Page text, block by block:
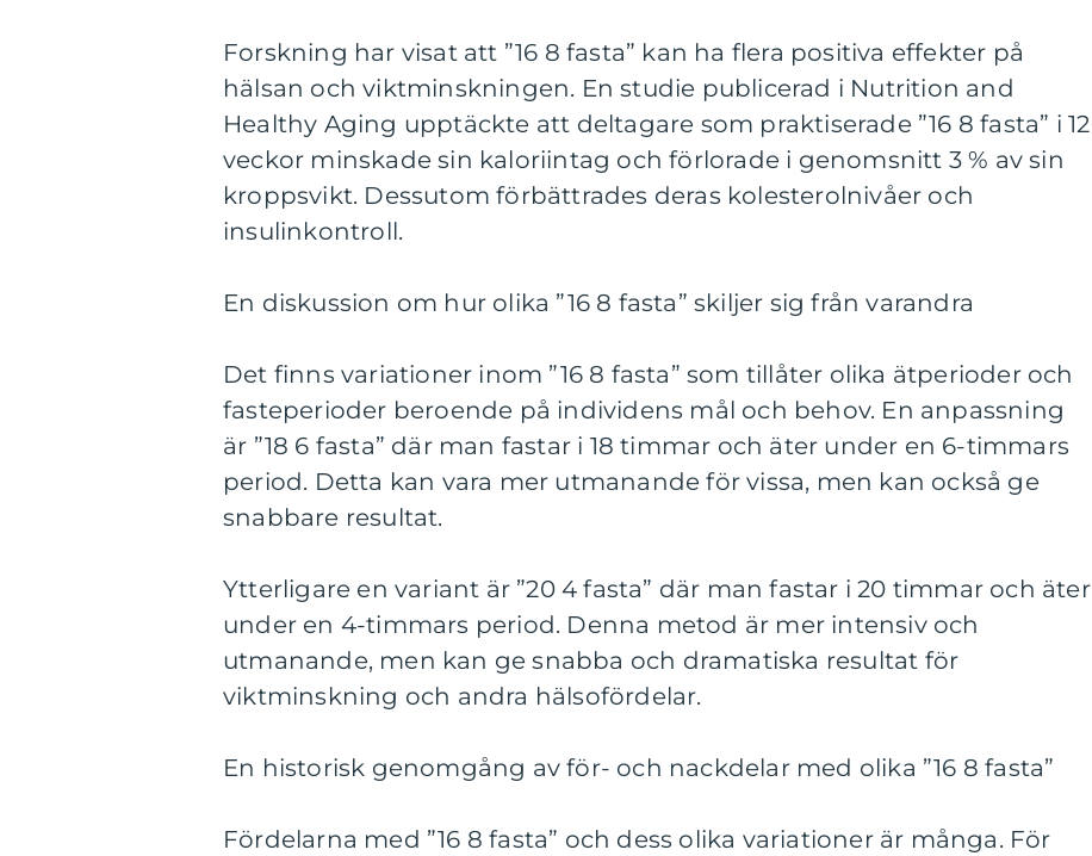
Forskning har visat att ”16 8 fasta” kan ha flera positiva effekter på
hälsan och viktminskningen. En studie publicerad i Nutrition and
Healthy Aging upptäckte att deltagare som praktiserade ”16 8 fasta” i 12
veckor minskade sin kaloriintag och förlorade i genomsnitt 3 % av sin
kroppsvikt. Dessutom förbättrades deras kolesterolnivåer och
insulinkontroll.
En diskussion om hur olika ”16 8 fasta” skiljer sig från varandra
Det finns variationer inom ”16 8 fasta” som tillåter olika ätperioder och
fasteperioder beroende på individens mål och behov. En anpassning
är ”18 6 fasta” där man fastar i 18 timmar och äter under en 6-timmars
period. Detta kan vara mer utmanande för vissa, men kan också ge
snabbare resultat.
Ytterligare en variant är ”20 4 fasta” där man fastar i 20 timmar och äter
under en 4-timmars period. Denna metod är mer intensiv och
utmanande, men kan ge snabba och dramatiska resultat för
viktminskning och andra hälsofördelar.
En historisk genomgång av för- och nackdelar med olika ”16 8 fasta”
Fördelarna med ”16 8 fasta” och dess olika variationer är många. För